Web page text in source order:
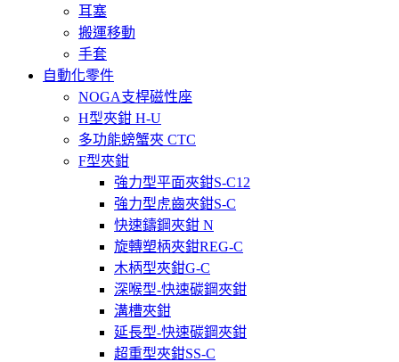
耳塞
搬運移動
手套
自動化零件
NOGA支桿磁性座
H型夾鉗 H-U
多功能螃蟹夾 CTC
F型夾鉗
強力型平面夾鉗S-C12
強力型虎齒夾鉗S-C
快速鑄鋼夾鉗 N
旋轉塑柄夾鉗REG-C
木柄型夾鉗G-C
深喉型-快速碳鋼夾鉗
溝槽夾鉗
延長型-快速碳鋼夾鉗
超重型夾鉗SS-C